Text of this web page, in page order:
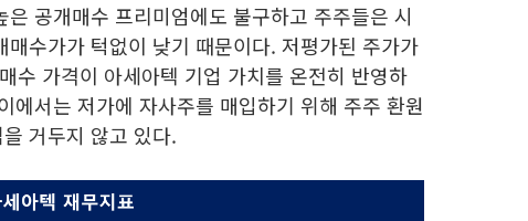
공개매수 프리미엄에도 불구하고 주주들은 시
수가가 턱없이 낮기 때문이다. 저평가된 주가가
수 가격이 아세아텍 기업 가치를 온전히 반영하
에서는 저가에 자사주를 매입하기 위해 주주 환원
거두지 않고 있다.